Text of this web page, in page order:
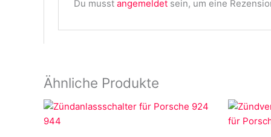
Du musst angemeldetsein, um eine
Ähnliche Produkte